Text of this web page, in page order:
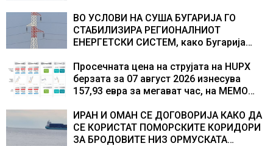
центри за податоци
ВО УСЛОВИ НА СУША БУГАРИЈА ГО
СТАБИЛИЗИРА РЕГИОНАЛНИОТ
ЕНЕРГЕТСКИ СИСТЕМ, како Бугарија
складирање на енергија од батерии
Просечната цена на струјата на HUPX
берзата за 07 август 2026 изнесува
157,93 евра за мегават час, на МЕМО
ИРАН И ОМАН СЕ ДОГОВОРИЈА КАКО ДА
СЕ КОРИСТАТ ПОМОРСКИТЕ КОРИДОРИ
ЗА БРОДОВИТЕ НИЗ ОРМУСКАТА